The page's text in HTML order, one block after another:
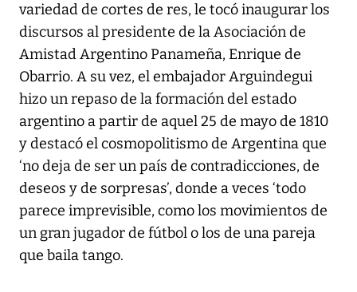
variedad de cortes de res, le tocó inaugurar los
discursos al presidente de la Asociación de
Amistad Argentino Panameña, Enrique de
Obarrio. A su vez, el embajador Arguindegui
hizo un repaso de la formación del estado
argentino a partir de aquel 25 de mayo de 1810
y destacó el cosmopolitismo de Argentina que
‘no deja de ser un país de contradicciones, de
deseos y de sorpresas’, donde a veces ‘todo
parece imprevisible, como los movimientos de
un gran jugador de fútbol o los de una pareja
que baila tango.